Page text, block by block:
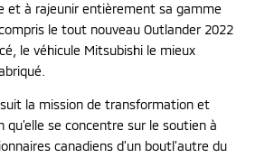
et à rajeunir entièrement sa gamme
le tout nouveau Outlander 2022
le véhicule Mitsubishi le mieux
la mission de transformation et
qu’elle se concentre sur le soutien à
canadiens d’un boutl’autre du